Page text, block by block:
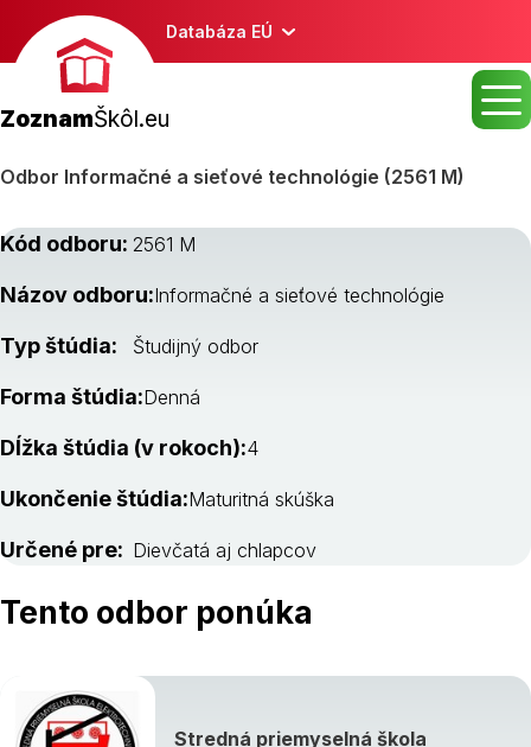
Databáza EÚ
ZoznamŠkôl.eu
Odbor Informačné a sieťové technológie (2561 M)
Kód odboru: 2561 M
Názov odboru:Informačné a sieťové technológie
Typ štúdia: Študijný odbor
Forma štúdia:Denná
Dĺžka štúdia (v rokoch):4
Ukončenie štúdia:Maturitná skúška
Určené pre: Dievčatá aj chlapcov
Tento odbor ponúka
Stredná priemyselná škola